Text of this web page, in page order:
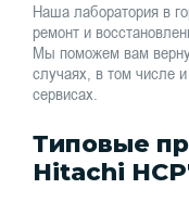
Наша лаборатория в
ремонт и
Мы поможем вам
случаях, в том числе
сервисах.
Типовые
Hitachi